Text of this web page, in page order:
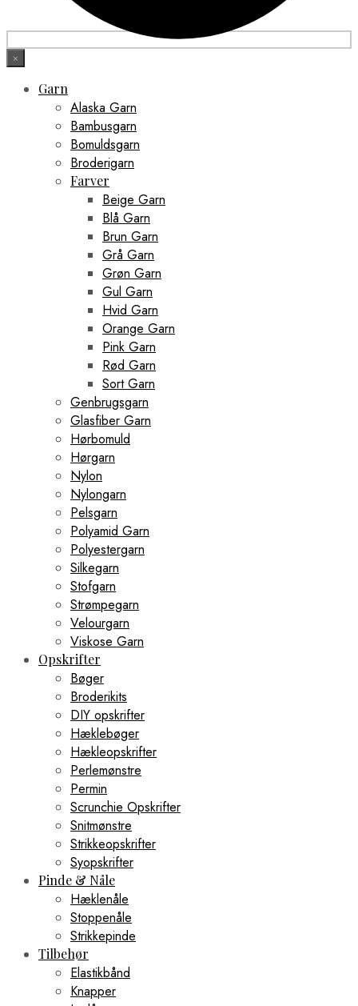
×
Garn
Alaska Garn
Bambusgarn
Bomuldsgarn
Broderigarn
Farver
Beige Garn
Blå Garn
Brun Garn
Grå Garn
Grøn Garn
Gul Garn
Hvid Garn
Orange Garn
Pink Garn
Rød Garn
Sort Garn
Genbrugsgarn
Glasfiber Garn
Hørbomuld
Hørgarn
Nylon
Nylongarn
Pelsgarn
Polyamid Garn
Polyestergarn
Silkegarn
Stofgarn
Strømpegarn
Velourgarn
Viskose Garn
Opskrifter
Bøger
Broderikits
DIY opskrifter
Hæklebøger
Hækleopskrifter
Perlemønstre
Permin
Scrunchie Opskrifter
Snitmønstre
Strikkeopskrifter
Syopskrifter
Pinde & Nåle
Hæklenåle
Stoppenåle
Strikkepinde
Tilbehør
Elastikbånd
Knapper